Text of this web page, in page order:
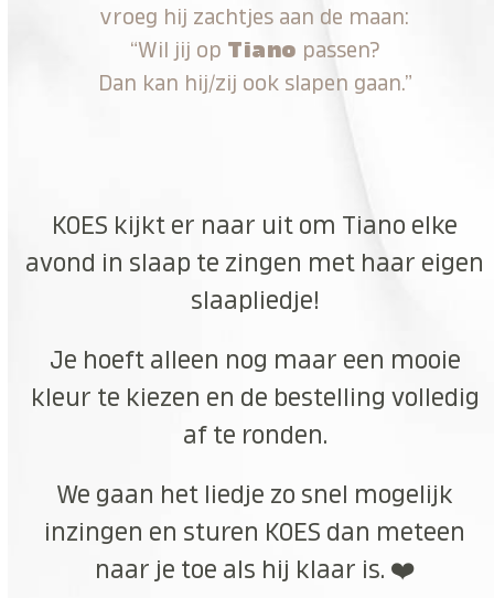
vroeg hij zachtjes aan de maan:
“Wil jij op Tiano passen?
Dan kan hij/zij ook slapen gaan.”
KOES kijkt er naar uit om Tiano elke
avond in slaap te zingen met haar eigen
slaapliedje!
Je hoeft alleen nog maar een mooie
kleur te kiezen en de bestelling volledig
af te ronden.
We gaan het liedje zo snel mogelijk
inzingen en sturen KOES dan meteen
naar je toe als hij klaar is. ❤️